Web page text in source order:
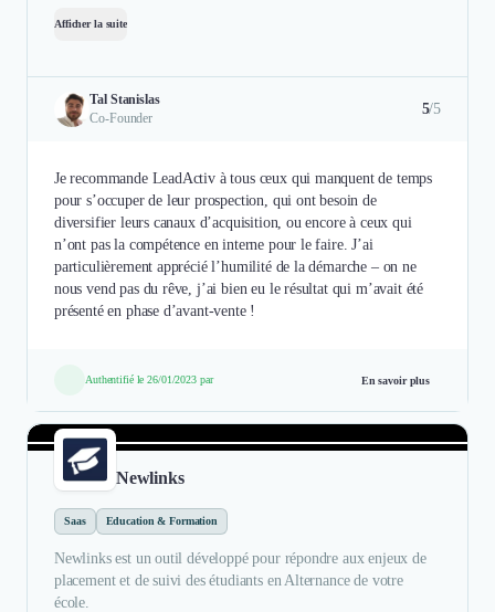
Afficher la suite
Tal Stanislas
Co-Founder
5/5
Je recommande LeadActiv à tous ceux qui manquent de temps
pour s’occuper de leur prospection, qui ont besoin de
diversifier leurs canaux d’acquisition, ou encore à ceux qui
n’ont pas la compétence en interne pour le faire. J’ai
particulièrement apprécié l’humilité de la démarche – on ne
nous vend pas du rêve, j’ai bien eu le résultat qui m’avait été
présenté en phase d’avant-vente !
Authentifié le 26/01/2023 par En savoir plus
Newlinks
Saas Education & Formation
Newlinks est un outil développé pour répondre aux enjeux de
placement et de suivi des étudiants en Alternance de votre
école.